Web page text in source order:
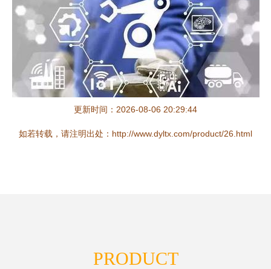
更新时间：2026-08-06 20:29:44
如若转载，请注明出处：http://www.dyltx.com/product/26.html
PRODUCT